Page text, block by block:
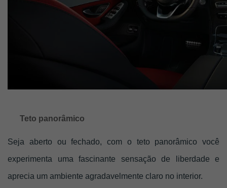
Teto panorâmico
Seja aberto ou fechado, com o teto panorâmico você
experimenta uma fascinante sensação de liberdade e
aprecia um ambiente agradavelmente claro no interior.